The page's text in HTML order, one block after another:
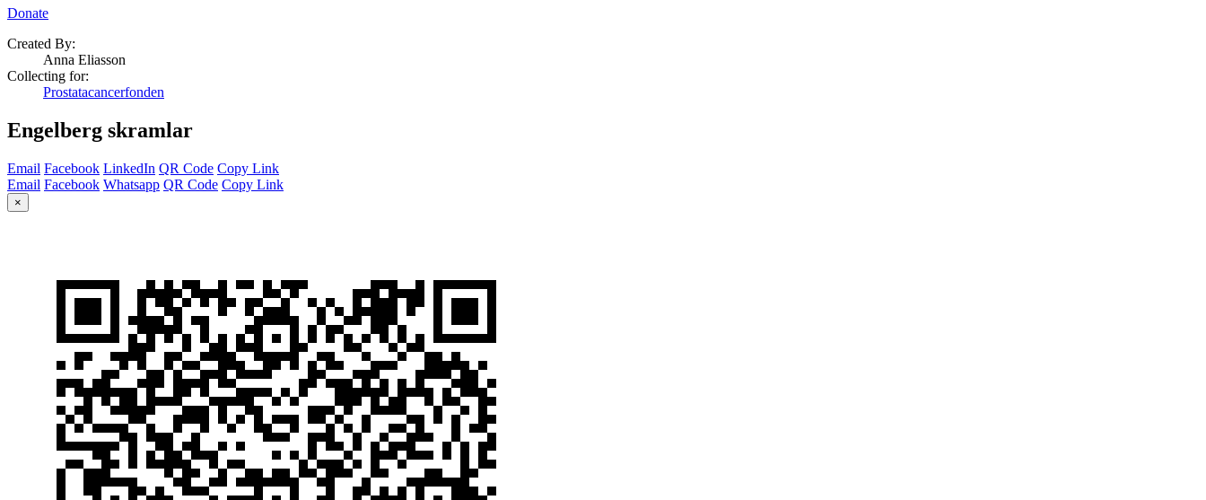
Donate
Created By:
Anna Eliasson
Collecting for:
Prostatacancerfonden
Engelberg skramlar
Email Facebook LinkedIn QR Code Copy Link
Email Facebook Whatsapp QR Code Copy Link
×